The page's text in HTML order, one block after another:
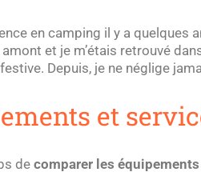
en camping il y a quelques
et je m’étais retrouvé
Depuis, je ne néglige
et
de comparer les